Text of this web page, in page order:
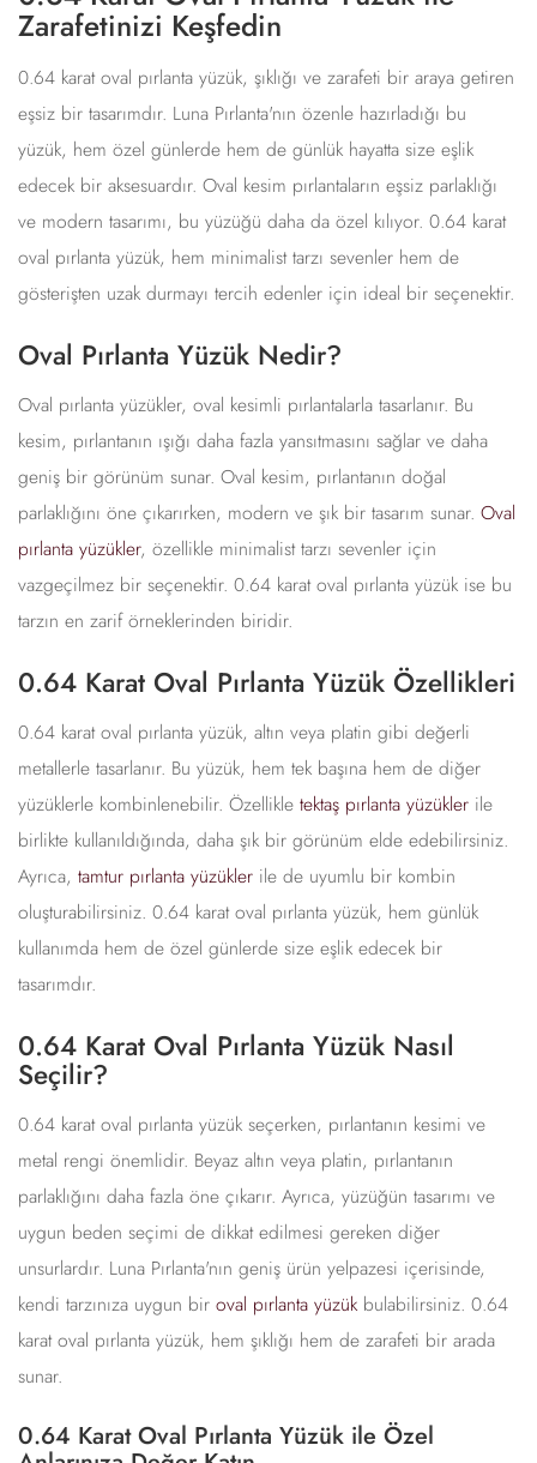
Zarafetinizi Keşfedin
0.64 karat oval pırlanta yüzük, şıklığı ve zarafeti bir araya getiren
eşsiz bir tasarımdır. Luna Pırlanta'nın özenle hazırladığı bu
yüzük, hem özel günlerde hem de günlük hayatta size eşlik
edecek bir aksesuardır. Oval kesim pırlantaların eşsiz parlaklığı
ve modern tasarımı, bu yüzüğü daha da özel kılıyor. 0.64 karat
oval pırlanta yüzük, hem minimalist tarzı sevenler hem de
gösterişten uzak durmayı tercih edenler için ideal bir seçenektir.
Oval Pırlanta Yüzük Nedir?
Oval pırlanta yüzükler, oval kesimli pırlantalarla tasarlanır. Bu
kesim, pırlantanın ışığı daha fazla yansıtmasını sağlar ve daha
geniş bir görünüm sunar. Oval kesim, pırlantanın doğal
parlaklığını öne çıkarırken, modern ve şık bir tasarım sunar. Oval
pırlanta yüzükler, özellikle minimalist tarzı sevenler için
vazgeçilmez bir seçenektir. 0.64 karat oval pırlanta yüzük ise bu
tarzın en zarif örneklerinden biridir.
0.64 Karat Oval Pırlanta Yüzük Özellikleri
0.64 karat oval pırlanta yüzük, altın veya platin gibi değerli
metallerle tasarlanır. Bu yüzük, hem tek başına hem de diğer
yüzüklerle kombinlenebilir. Özellikle tektaş pırlanta yüzükler ile
birlikte kullanıldığında, daha şık bir görünüm elde edebilirsiniz.
Ayrıca, tamtur pırlanta yüzükler ile de uyumlu bir kombin
oluşturabilirsiniz. 0.64 karat oval pırlanta yüzük, hem günlük
kullanımda hem de özel günlerde size eşlik edecek bir
tasarımdır.
0.64 Karat Oval Pırlanta Yüzük Nasıl
Seçilir?
0.64 karat oval pırlanta yüzük seçerken, pırlantanın kesimi ve
metal rengi önemlidir. Beyaz altın veya platin, pırlantanın
parlaklığını daha fazla öne çıkarır. Ayrıca, yüzüğün tasarımı ve
uygun beden seçimi de dikkat edilmesi gereken diğer
unsurlardır. Luna Pırlanta'nın geniş ürün yelpazesi içerisinde,
kendi tarzınıza uygun bir oval pırlanta yüzükbulabilirsiniz. 0.64
karat oval pırlanta yüzük, hem şıklığı hem de zarafeti bir arada
sunar.
0.64 Karat Oval Pırlanta Yüzük ile Özel